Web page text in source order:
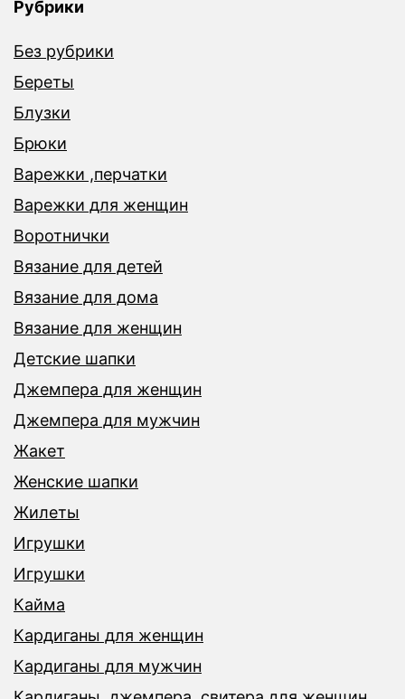
Рубрики
Без рубрики
Береты
Блузки
Брюки
Варежки ,перчатки
Варежки для женщин
Воротнички
Вязание для детей
Вязание для дома
Вязание для женщин
Детские шапки
Джемпера для женщин
Джемпера для мужчин
Жакет
Женские шапки
Жилеты
Игрушки
Игрушки
Кайма
Кардиганы для женщин
Кардиганы для мужчин